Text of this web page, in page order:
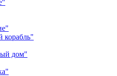
корабль"
дом"